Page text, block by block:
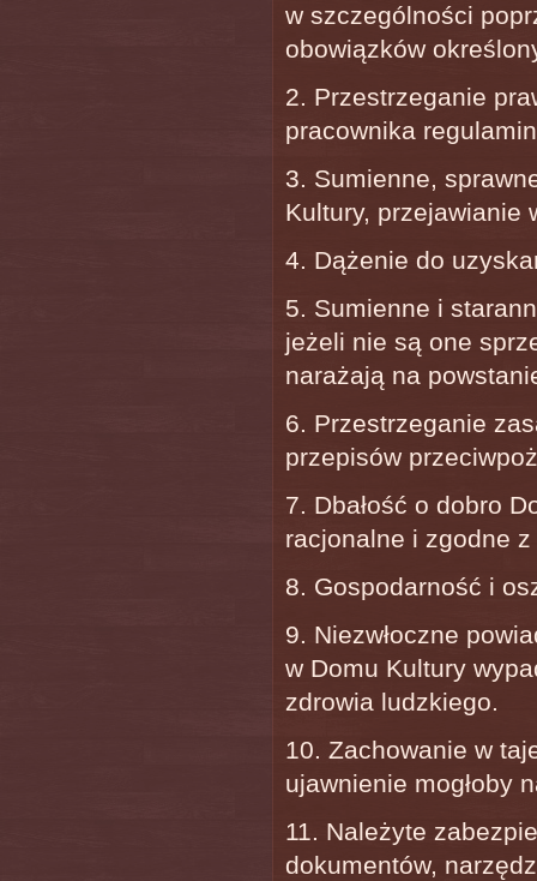
w szczególności
obowiązków
2. Przestrzeganie
pracownika
3. Sumienne,
Kultury, przejawianie
4. Dążenie do
5. Sumienne i
jeżeli nie są one
narażają na
6. Przestrzeganie
przepisów
7. Dbałość o dobro
racjonalne i zgodne
8. Gospodarność i
9. Niezwłoczne
w Domu Kultury
zdrowia ludzkiego.
10. Zachowanie w
ujawnienie mogłoby
11. Należyte
dokumentów,